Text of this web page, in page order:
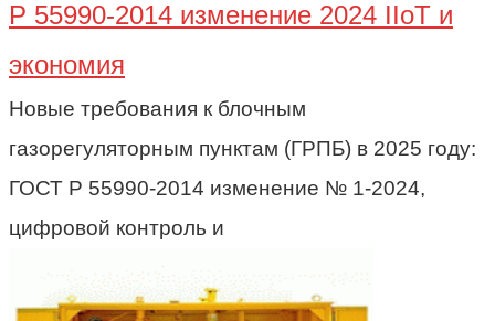
Р 55990-2014 изменение 2024 IIoT и
экономия
Новые требования к блочным
газорегуляторным пунктам (ГРПБ) в 2025 году:
ГОСТ Р 55990-2014 изменение № 1-2024,
цифровой контроль и